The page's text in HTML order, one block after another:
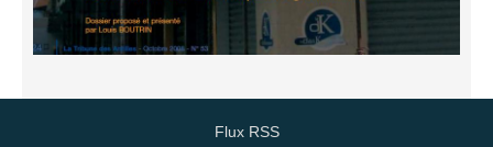
Flux RSS